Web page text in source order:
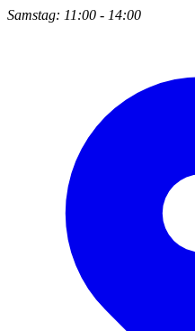
Samstag: 11:00 - 14:00